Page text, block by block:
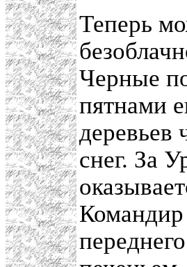
Теперь
Черные
пятнами
деревьев
снег. За